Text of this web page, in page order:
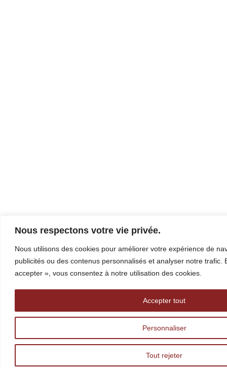
Nous respectons votre vie privée.
Nous utilisons des cookies pour améliorer votre expérience de
publicités ou des contenus personnalisés et analyser notre trafic.
accepter », vous consentez à notre utilisation des cookies.
Personnaliser
Tout rejeter
Accepter tout